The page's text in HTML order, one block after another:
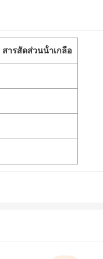
สารสัดส่วนน้ําเกลือ